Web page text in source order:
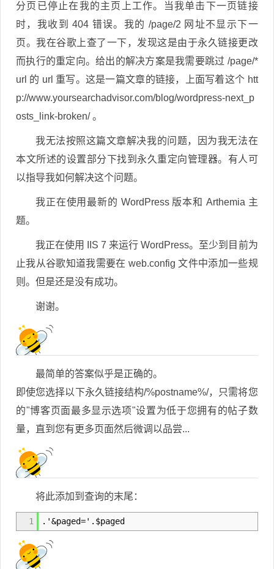
分页已停止在我的主页上工作。当我单击下一页链接
时，我收到 404 错误。我的 /page/2 网址不显示下一
页。我在谷歌上查了一下，发现这是由于永久链接更改
而执行的重定向。给出的解决方案是我需要跳过 /page/*
url 的 url 重写。这是一篇文章的链接，上面写着这个 htt
p://www.yoursearchadvisor.com/blog/wordpress-next_p
osts_link-broken/ 。
我无法按照这篇文章解决我的问题，因为我无法在
本文所述的设置部分下找到永久重定向管理器。有人可
以指导我如何解决这个问题。
我正在使用最新的 WordPress 版本和 Arthemia 主
题。
我正在使用 IIS 7 来运行 WordPress。至少到目前为
止我从谷歌知道我需要在 web.config 文件中添加一些规
则。但是还是没有成功。
谢谢。
最简单的答案似乎是正确的。
即使您选择以下永久链接结构/%postname%/，只需将您
的"博客页面最多显示选项"设置为低于您拥有的帖子数
量，直到您有更多页面然后微调以品尝...
将此添加到查询的末尾：
1 .'&paged='.$paged